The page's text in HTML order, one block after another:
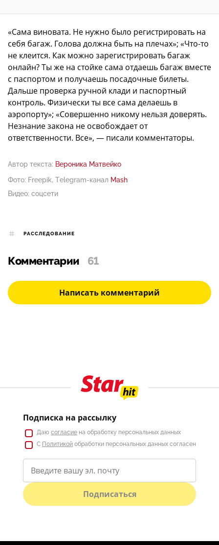
«Сама виновата. Не нужно было регистрировать на
себя багаж. Голова должна быть на плечах»; «Что-то
не клеится. Как можно зарегистрировать багаж
онлайн? Ты же на стойке сама отдаешь багаж вместе
с паспортом и получаешь посадочные билеты.
Дальше проверка ручной клади и паспортный
контроль. Физически ты все сама делаешь в
аэропорту»; «Совершенно никому нельзя доверять.
Незнание закона не освобождает от
ответственности. Все», — писали комментаторы.
Автор текста: Вероника Матвейко
Фото: Freepik, Telegram-канал Mash
Видео: соцсети
РАССЛЕДОВАНИЕ
Комментарии 61
Написать комментарий
Подписка на рассылку
Даю согласие на обработку персональных данных
С Политикой обработки персональных данных согласен
Подписаться